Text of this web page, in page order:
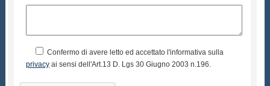
Confermo di avere letto ed accettato l'informativa sulla
privacy ai sensi dell'Art.13 D. Lgs 30 Giugno 2003 n.196.